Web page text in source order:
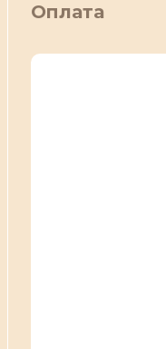
Оплата